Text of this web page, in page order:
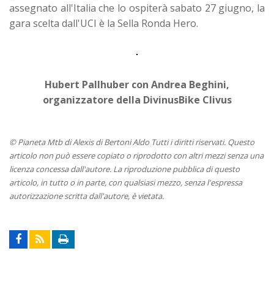
assegnato all'Italia che lo ospiterà sabato 27 giugno, la
gara scelta dall'UCI è la Sella Ronda Hero.
Hubert Pallhuber con Andrea Beghini,
organizzatore della DivinusBike Clivus
© Pianeta Mtb di Alexis di Bertoni Aldo Tutti i diritti riservati. Questo
articolo non può essere copiato o riprodotto con altri mezzi senza una
licenza concessa dall'autore. La riproduzione pubblica di questo
articolo, in tutto o in parte, con qualsiasi mezzo, senza l'espressa
autorizzazione scritta dall'autore, è vietata.